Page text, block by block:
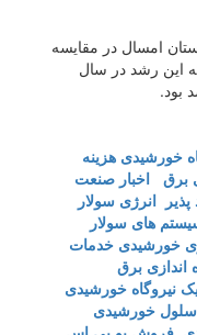
امسال در مقایسه
این رشد در سال
خورشیدی هزینه
برق اخبار صنعت
انرژی سولار
های سولار
خورشیدی خدمات
اندازی برق
نیروگاه خورشیدی
خورشیدی